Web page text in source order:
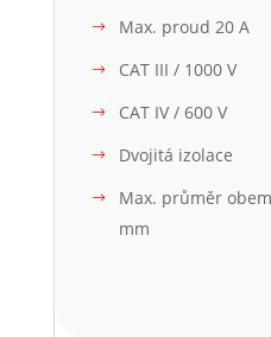
Max. proud 20 A
CAT III / 1000 V
CAT IV / 600 V
Dvojitá izolace
Max. průměr
mm